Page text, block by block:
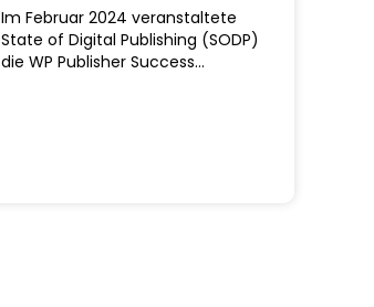
Im Februar 2024 veranstaltete
State of Digital Publishing (SODP)
die WP Publisher Success…